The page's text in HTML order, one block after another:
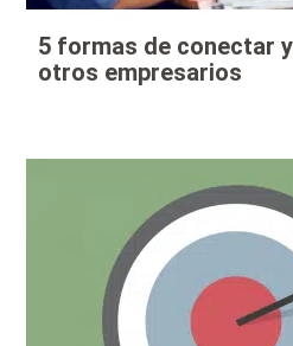
5 formas de conectar
otros empresarios